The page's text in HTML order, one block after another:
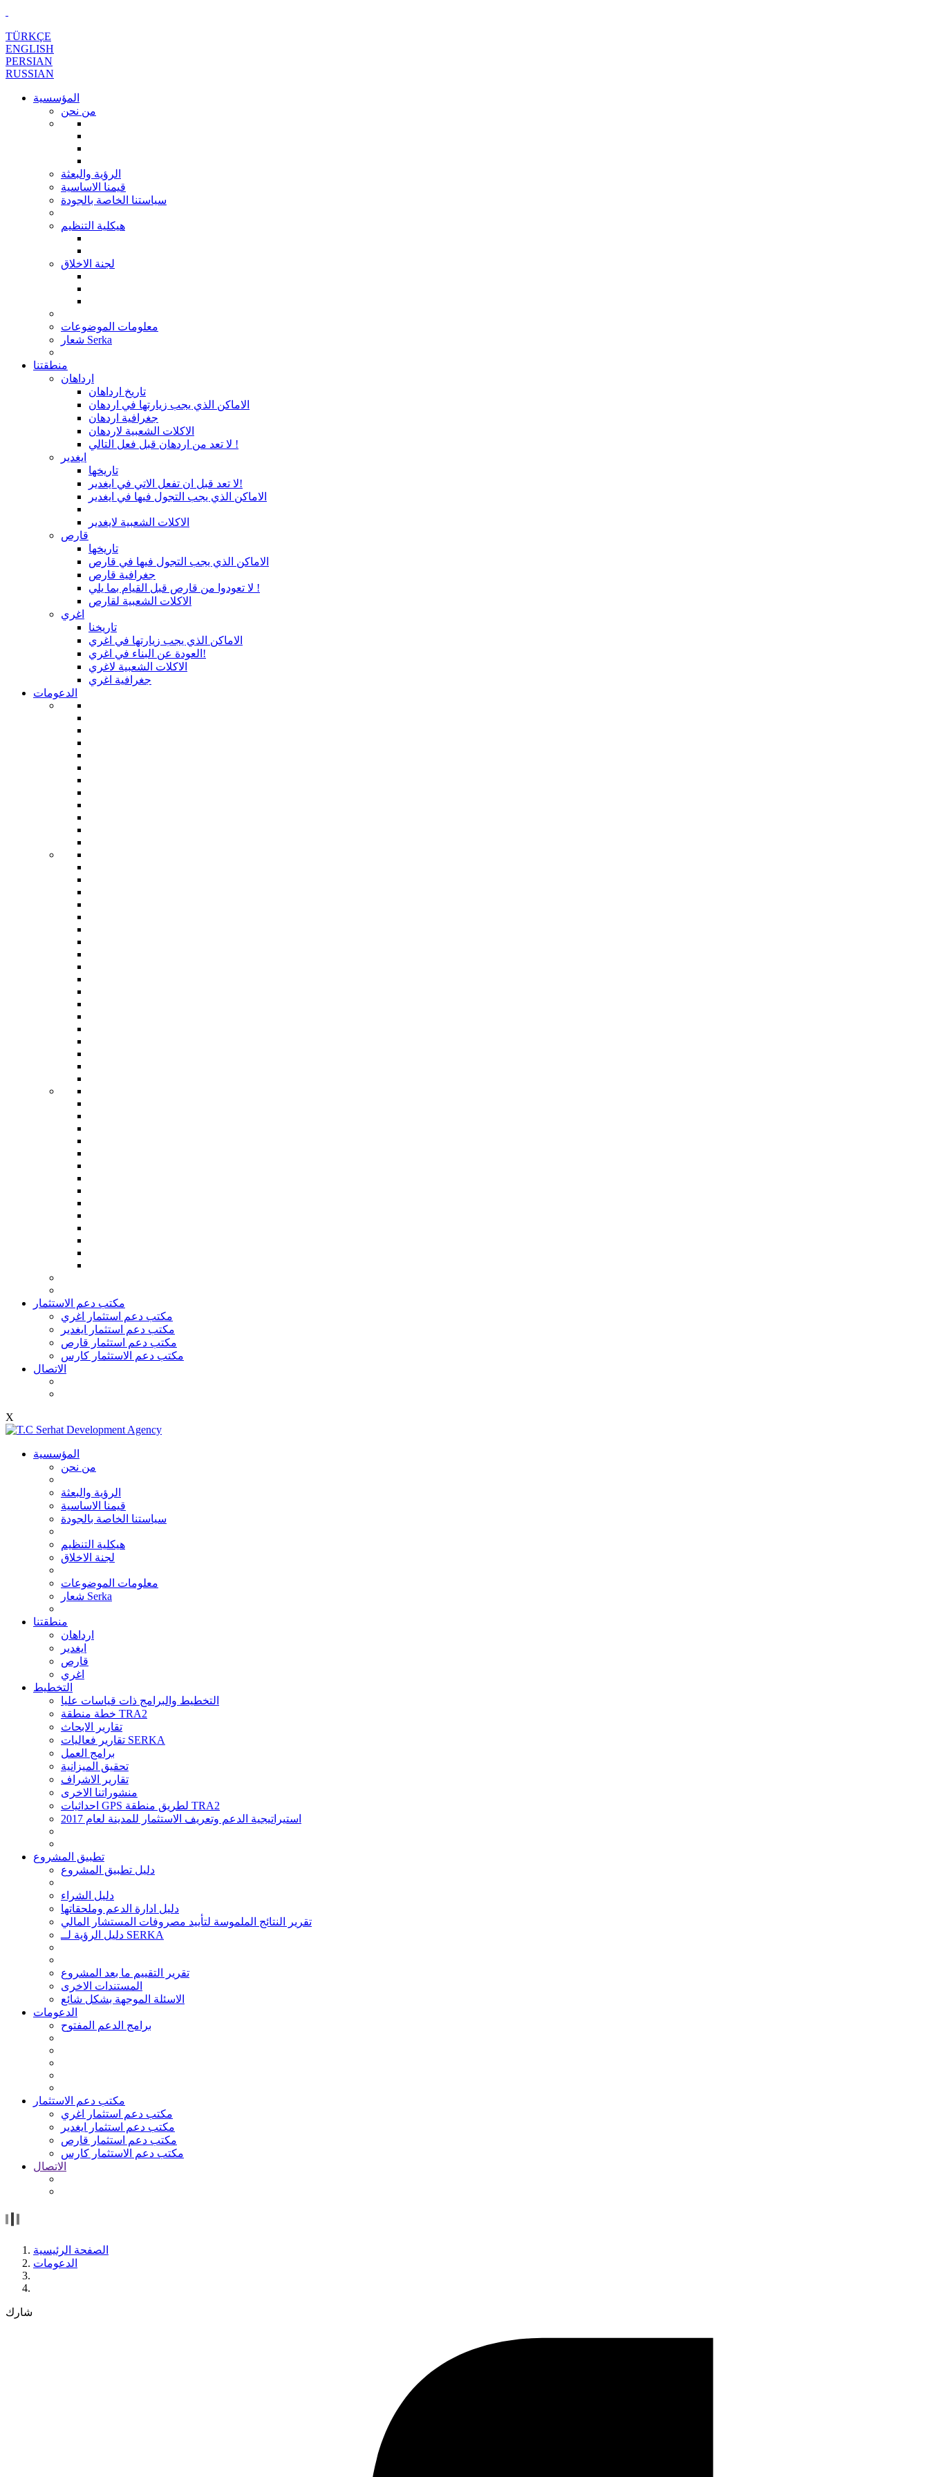
TÜRKÇE
ENGLISH
PERSIAN
RUSSIAN
المؤسسية
من نحن
الرؤية والبعثة
قيمنا الاساسية
سياستنا الخاصة بالجودة
هيكلية التنظيم
لجنة الاخلاق
معلومات الموضوعات
شعار Serka
منطقتنا
ارداهان
تاريخ ارداهان
الاماكن الذي يجب زيارتها في اردهان
جغرافية اردهان
الاكلات الشعبية لاردهان
لا تعد من اردهان قبل فعل التالي !
ايغدير
تاريخها
لا تعد قبل ان تفعل الاتي في ايغدير!
الاماكن الذي يجب التجول فيها في ايغدير
الاكلات الشعبية لايغدير
قارص
تاريخها
الاماكن الذي يجب التجول فيها في قارص
جغرافية قارص
لا تعودوا من قارص قبل القيام بما يلي !
الاكلات الشعبية لقارص
اغري
تاريخنا
الاماكن الذي يجب زيارتها في اغري
العودة عن البناء في اغري!
الاكلات الشعبية لاغري
جغرافية اغري
الدعومات
مكتب دعم الاستثمار
مكتب دعم استثمار اغري
مكتب دعم استثمار ايغدير
مكتب دعم استثمار قارص
مكتب دعم الاستثمار كارس
الاتصال
X
المؤسسية
من نحن
الرؤية والبعثة
قيمنا الاساسية
سياستنا الخاصة بالجودة
هيكلية التنظيم
لجنة الاخلاق
معلومات الموضوعات
شعار Serka
منطقتنا
ارداهان
ايغدير
قارص
اغري
التخطيط
التخطيط والبرامج ذات قياسات عليا
خطة منطقة TRA2
تقارير الابحاث
تقارير فعاليات SERKA
برامج العمل
تحقيق الميزانية
تقارير الاشراف
منشوراتنا الاخرى
احداثيات GPS لطريق منطقة TRA2
استيراتيجية الدعم وتعريف الاستثمار للمدينة لعام 2017
تطبيق المشروع
دليل تطبيق المشروع
دليل الشراء
دليل ادارة الدعم وملحقاتها
تقرير النتائج الملموسة لتأييد مصروفات المستشار المالي
دليل الرؤية لــ SERKA
تقرير التقييم ما بعد المشروع
المستندات الاخرى
الاسئلة الموجهة بشكل شائع
الدعومات
برامج الدعم المفتوح
مكتب دعم الاستثمار
مكتب دعم استثمار اغري
مكتب دعم استثمار ايغدير
مكتب دعم استثمار قارص
مكتب دعم الاستثمار كارس
الاتصال
الصفحة الرئيسية
الدعومات
شارك